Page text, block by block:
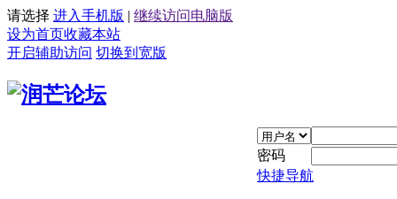
请选择 进入手机版 | 继续访问电脑版
设为首页收藏本站
开启辅助访问 切换到宽版
密码
快捷导航